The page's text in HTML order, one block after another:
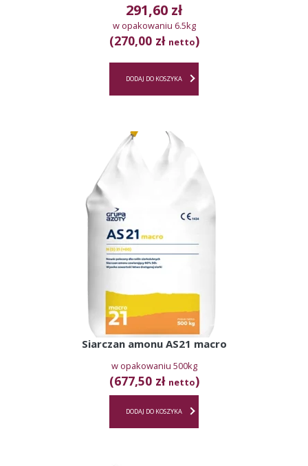
291,60 zł
w opakowaniu 6.5kg
(270,00 zł netto)
DODAJ DO KOSZYKA
Siarczan amonu AS21 macro
w opakowaniu 500kg
(677,50 zł netto)
DODAJ DO KOSZYKA